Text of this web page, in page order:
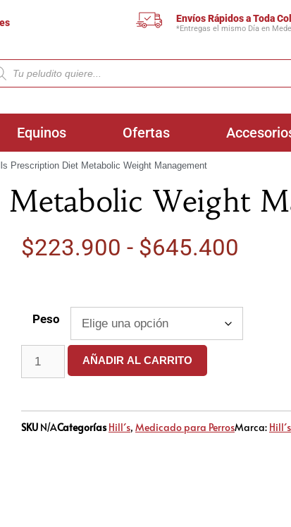
Envíos Rápidos a Toda
*Entregas el mismo Día en
Equinos Ofertas
Prescription Diet Metabolic Weight Management
Weight
$223.900 - $645.400
Peso
AÑADIR AL CARRITO
SKU N/ACategorías Hill´s, Medicado para PerrosMarca: Hill´s